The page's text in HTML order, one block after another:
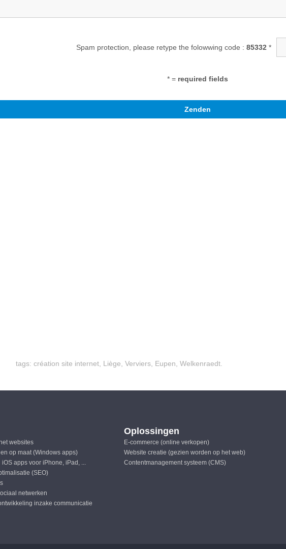
Spam protection, please retype the folowwing code : 85332 *
* = required fields
tags: création site internet, Liège, Verviers, Eupen, Welkenraedt.
websites
op maat (Windows apps)
apps voor iPhone, iPad, ...
(SEO)
netwerken
inzake communicatie
Oplossingen
E-commerce (online verkopen)
Website creatie (gezien worden op het web)
Contentmanagement systeem (CMS)